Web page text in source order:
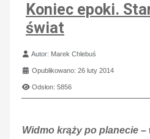
Koniec epoki.
świat
Szczegóły
Autor: Marek Chlebuś
Opublikowano: 26 luty 2014
Odsłon: 5856
Widmo krąży po planecie –